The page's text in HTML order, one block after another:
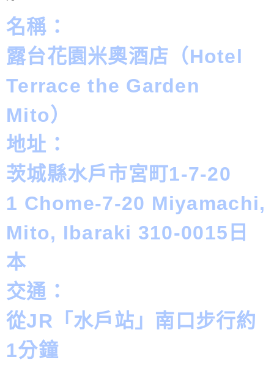
名稱：
露台花園米奧酒店（Hotel
Terrace the Garden
Mito）
地址：
茨城縣水戶市宮町1-7-20
1 Chome-7-20 Miyamachi,
Mito, Ibaraki 310-0015日
本
交通：
從JR「水戶站」南口步行約
1分鐘